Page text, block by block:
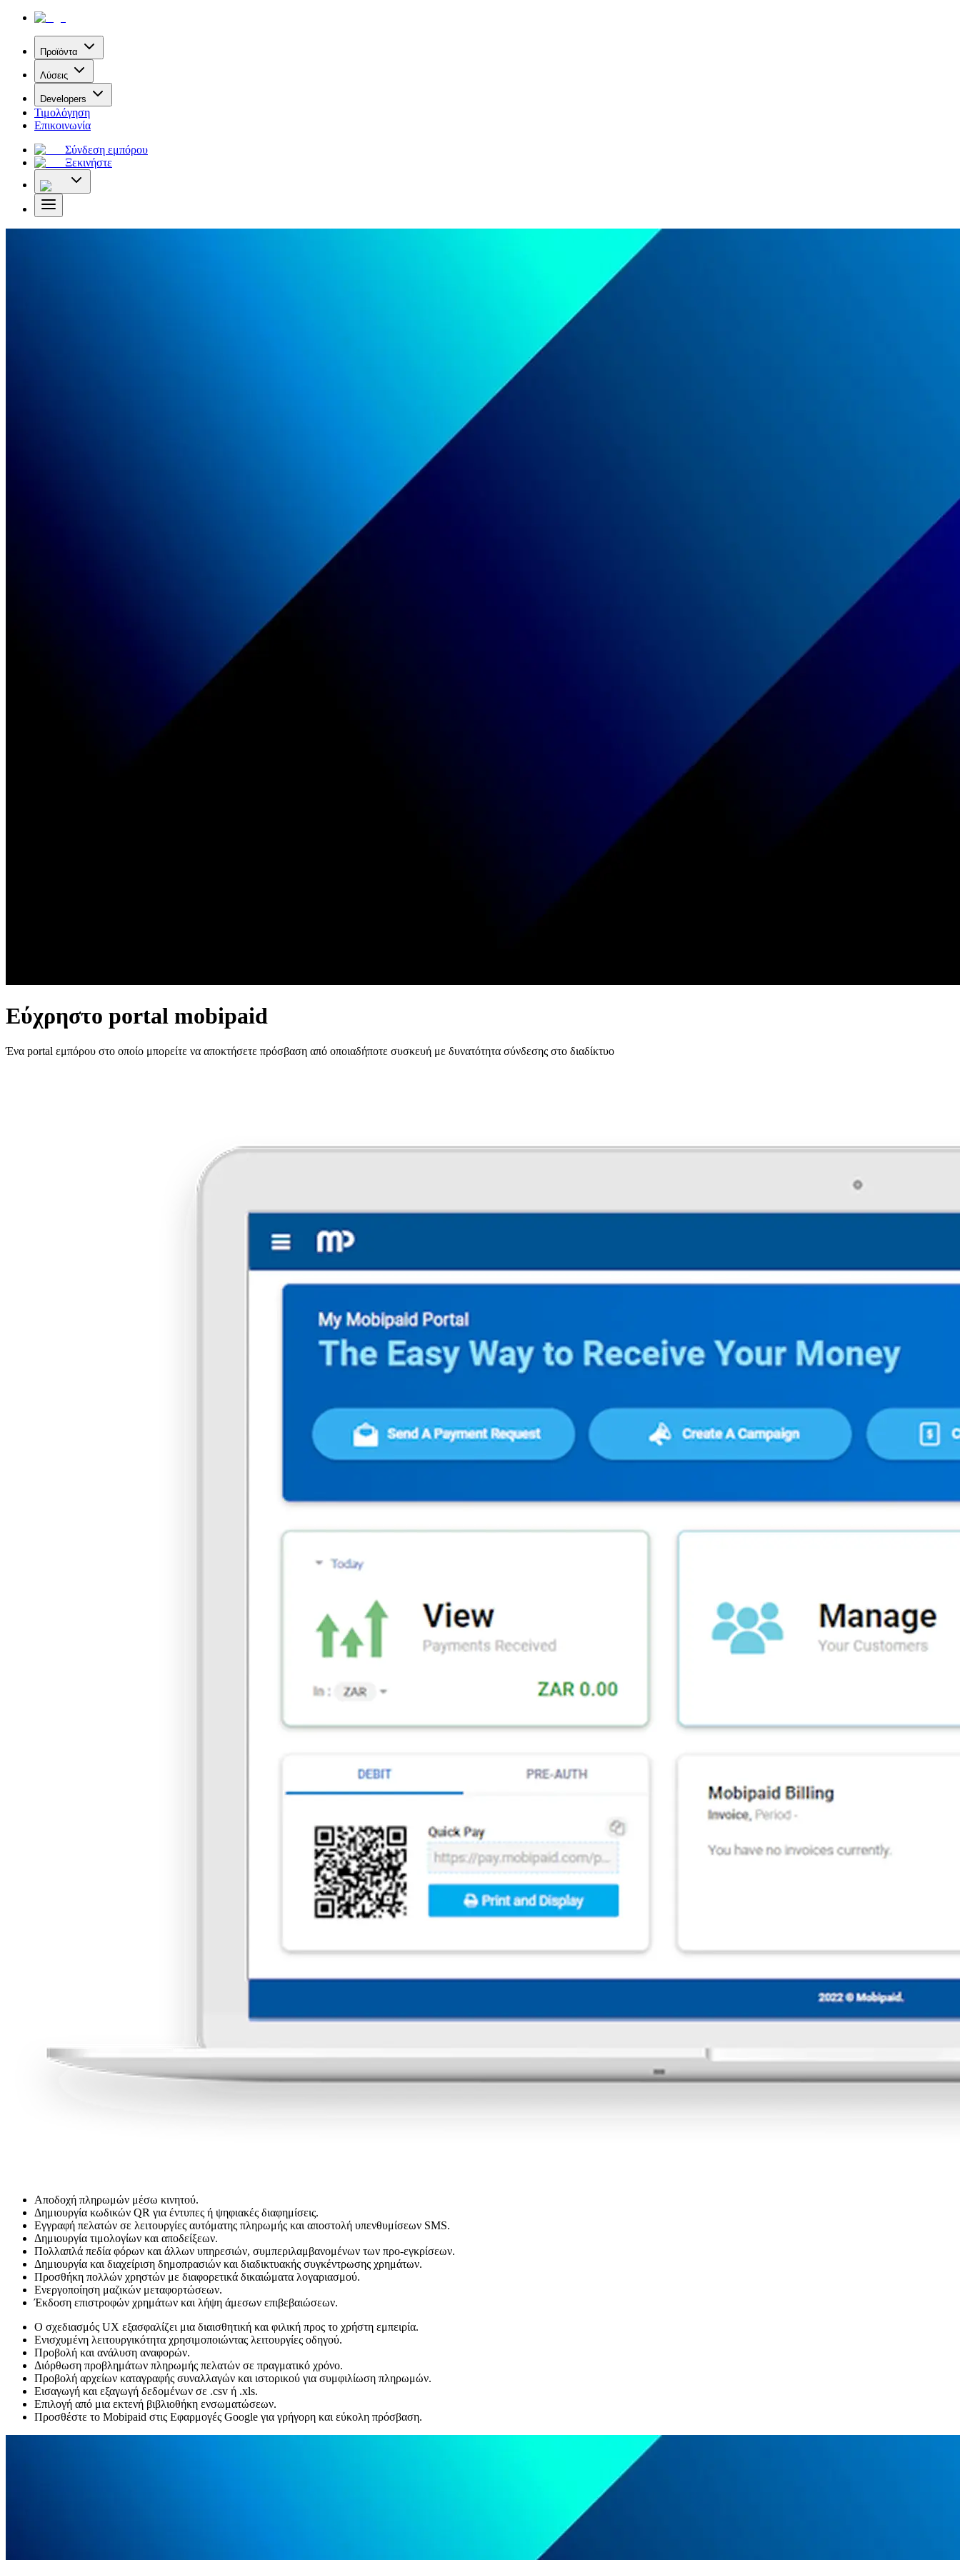
Προϊόντα
Λύσεις
Developers
Τιμολόγηση
Επικοινωνία
Σύνδεση εμπόρου
Ξεκινήστε
Εύχρηστο portal mobipaid
Ένα portal εμπόρου στο οποίο μπορείτε να αποκτήσετε πρόσβαση από οποιαδήποτε συσκευή με δυνατότητα σύνδεσης στο διαδίκτυο
Αποδοχή πληρωμών μέσω κινητού.
Δημιουργία κωδικών QR για έντυπες ή ψηφιακές διαφημίσεις.
Εγγραφή πελατών σε λειτουργίες αυτόματης πληρωμής και αποστολή υπενθυμίσεων SMS.
Δημιουργία τιμολογίων και αποδείξεων.
Πολλαπλά πεδία φόρων και άλλων υπηρεσιών, συμπεριλαμβανομένων των προ-εγκρίσεων.
Δημιουργία και διαχείριση δημοπρασιών και διαδικτυακής συγκέντρωσης χρημάτων.
Προσθήκη πολλών χρηστών με διαφορετικά δικαιώματα λογαριασμού.
Ενεργοποίηση μαζικών μεταφορτώσεων.
Έκδοση επιστροφών χρημάτων και λήψη άμεσων επιβεβαιώσεων.
Ο σχεδιασμός UX εξασφαλίζει μια διαισθητική και φιλική προς το χρήστη εμπειρία.
Ενισχυμένη λειτουργικότητα χρησιμοποιώντας λειτουργίες οδηγού.
Προβολή και ανάλυση αναφορών.
Διόρθωση προβλημάτων πληρωμής πελατών σε πραγματικό χρόνο.
Προβολή αρχείων καταγραφής συναλλαγών και ιστορικού για συμφιλίωση πληρωμών.
Εισαγωγή και εξαγωγή δεδομένων σε .csv ή .xls.
Επιλογή από μια εκτενή βιβλιοθήκη ενσωματώσεων.
Προσθέστε το Mobipaid στις Εφαρμογές Google για γρήγορη και εύκολη πρόσβαση.